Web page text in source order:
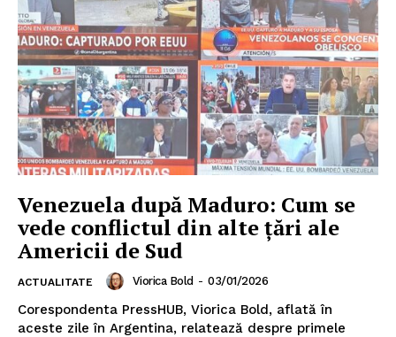
Venezuela după Maduro: Cum se
vede conflictul din alte țări ale
Americii de Sud
ACTUALITATE Viorica Bold - 03/01/2026
Corespondenta PressHUB, Viorica Bold, aflată în
aceste zile în Argentina, relatează despre primele